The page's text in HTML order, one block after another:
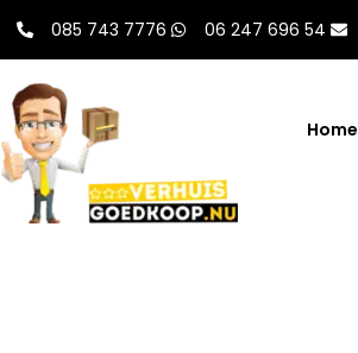
naar
inhoud
085 743 7776 06 247 696 54
Home